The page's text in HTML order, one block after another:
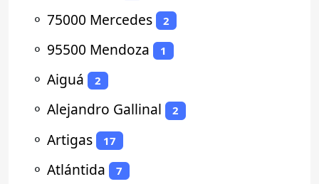
⚬ 75000 Mercedes 2
⚬ 95500 Mendoza 1
⚬ Aiguá 2
⚬ Alejandro Gallinal 2
⚬ Artigas 17
⚬ Atlántida 7